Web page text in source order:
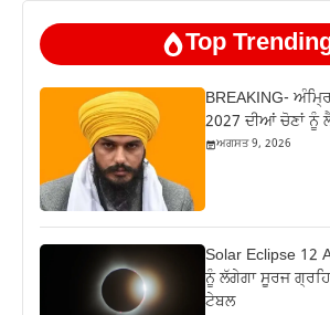
Top
BREAKING-
2027 ਦੀਆਂ ਚੋਣਾਂ ਨੂੰ
ਅਗਸਤ 9, 2026
Solar Eclipse 12
ਨੂੰ ਲੱਗੇਗਾ ਸੂਰਜ
ਟੇਬਲ